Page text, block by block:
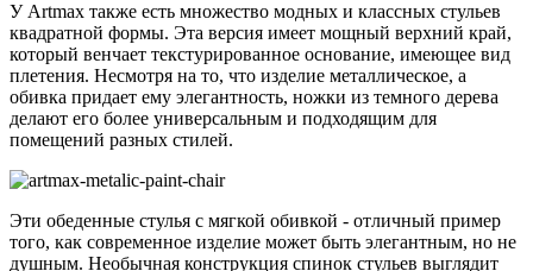
У Artmax также есть множество модных и классных стульев
квадратной формы. Эта версия имеет мощный верхний край,
который венчает текстурированное основание, имеющее вид
плетения. Несмотря на то, что изделие металлическое, а
обивка придает ему элегантность, ножки из темного дерева
делают его более универсальным и подходящим для
помещений разных стилей.
Эти обеденные стулья с мягкой обивкой - отличный пример
того, как современное изделие может быть элегантным, но не
душным. Необычная конструкция спинок стульев выглядит